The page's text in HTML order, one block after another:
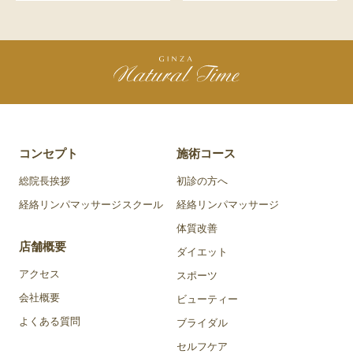
コンセプト
総院長挨拶
経絡リンパマッサージスクール
店舗概要
アクセス
会社概要
よくある質問
施術コース
初診の方へ
経絡リンパマッサージ
体質改善
ダイエット
スポーツ
ビューティー
ブライダル
セルフケア